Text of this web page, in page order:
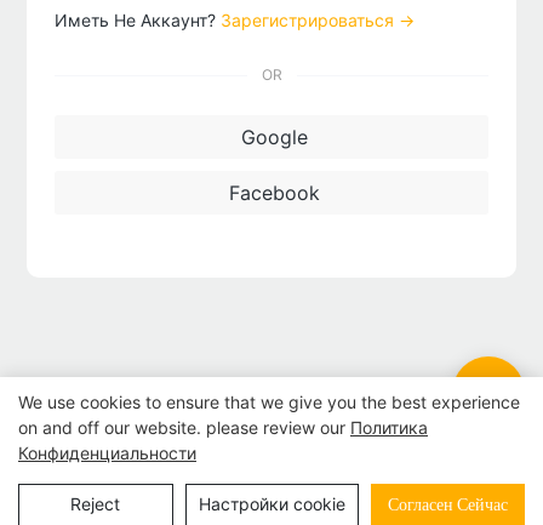
Иметь Не Аккаунт? Зарегистрироваться →
OR
Google
Facebook
© 2024 | БЕСТРАНД ПЕЧАТЬКарта сайта |политика
конфиденциальности
We use cookies to ensure that we give you the best experience
on and off our website. please review our Политика
Конфиденциальности
Reject Настройки cookie Согласен Сейчас